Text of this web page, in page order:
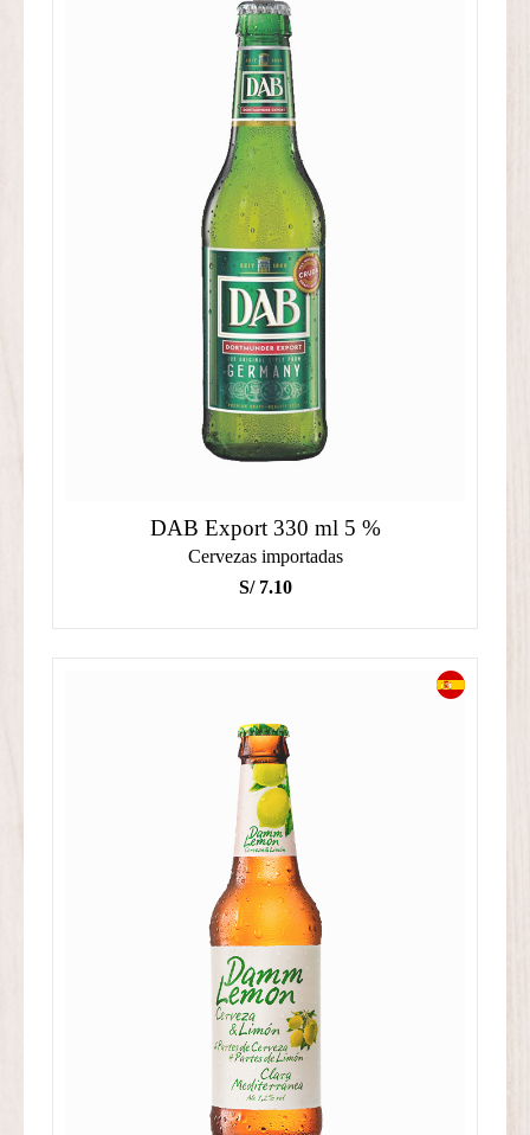
DAB Export 330 ml 5 %
Cervezas importadas
S/7.10